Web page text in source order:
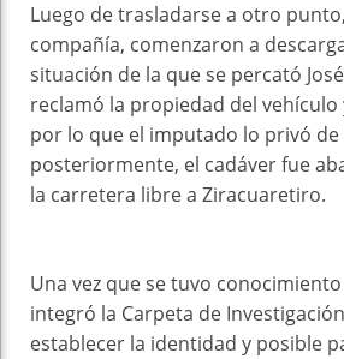
Luego de trasladarse a otro
compañía, comenzaron a
situación de la que se percató
reclamó la propiedad del vehículo
por lo que el imputado lo privó de
posteriormente, el cadáver fue
la carretera libre a Ziracuaretiro.
Una vez que se tuvo
integró la Carpeta de
establecer la identidad y posible